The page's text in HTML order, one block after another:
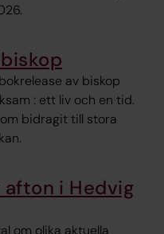
av biskop
: ett liv och en tid.
bidragit till stora
i Hedvig